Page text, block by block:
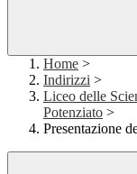
Home >
Indirizzi >
Liceo delle
Potenziato >
Presentazione